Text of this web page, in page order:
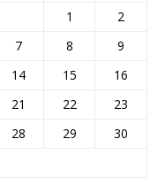
1
2
7 8
9
14 15
16
21 22
23
28 29
30